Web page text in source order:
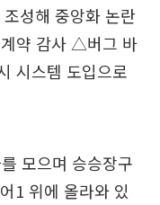
성해 중앙화 논란
약 감사 △버그 바
시스템 도입으로
모으며 승승장구
1 위에 올라와 있